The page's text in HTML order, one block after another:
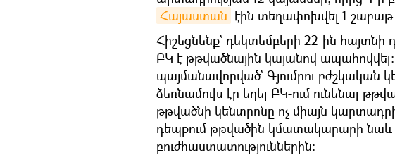
Հայաստան էին տեղափոխվել 1
Հիշեցնենք` դեկտեմբերի 22-ին
ԲԿ է թթվածնային կայանով
պայմանավորված` Գյումրու բժշկական
ձեռնամուխ էր եղել ԲԿ-ում ունենալ
թթվածնի կենտրոնը ոչ միայն
դեպքում թթվածին կմատակարարի նաև
բուժհաստատություններին: